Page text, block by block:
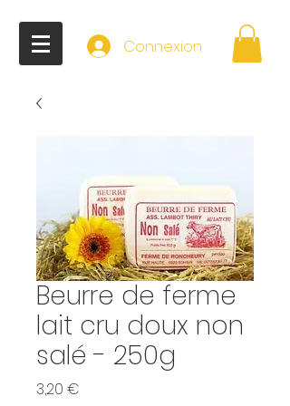
Connexion
Beurre de ferme
lait cru doux non
salé - 250g
3,20 €